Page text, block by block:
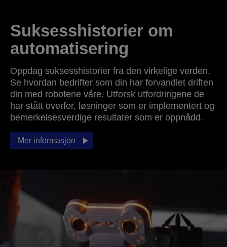
Suksesshistorier om
automatisering
Oppdag suksesshistorier fra den virkelige verden.
Se hvordan bedrifter som din har forvandlet driften
din med robotene våre. Utforsk utfordringene de
har stått overfor, løsninger som er implementert og
bemerkelsesverdige resultater som er oppnådd.
Mer informasjon